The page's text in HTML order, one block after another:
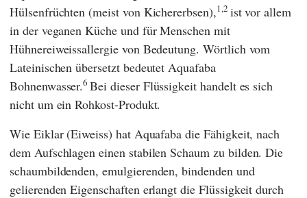
Hülsenfrüchten (meist von Kichererbsen),1,2 ist vor allem
in der veganen Küche und für Menschen mit
Hühnereiweissallergie von Bedeutung. Wörtlich vom
Lateinischen übersetzt bedeutet Aquafaba
Bohnenwasser.6Bei dieser Flüssigkeit handelt es sich
nicht um ein Rohkost-Produkt.
Wie Eiklar (Eiweiss) hat Aquafaba die Fähigkeit, nach
dem Aufschlagen einen stabilen Schaum zu bilden. Die
schaumbildenden, emulgierenden, bindenden und
gelierenden Eigenschaften erlangt die Flüssigkeit durch